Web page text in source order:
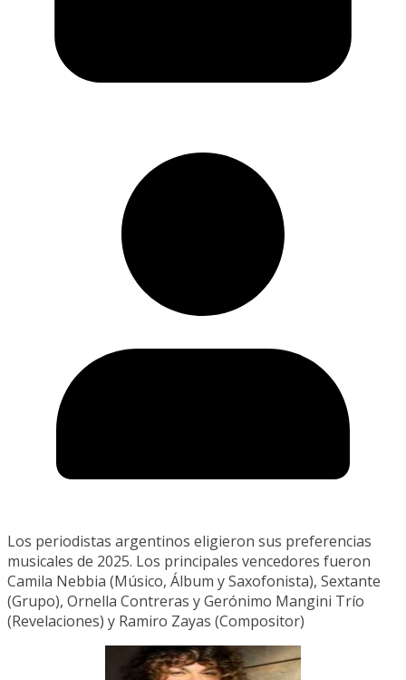
Los periodistas argentinos eligieron sus preferencias
musicales de 2025. Los principales vencedores fueron
Camila Nebbia (Músico, Álbum y Saxofonista), Sextante
(Grupo), Ornella Contreras y Gerónimo Mangini Trío
(Revelaciones) y Ramiro Zayas (Compositor)